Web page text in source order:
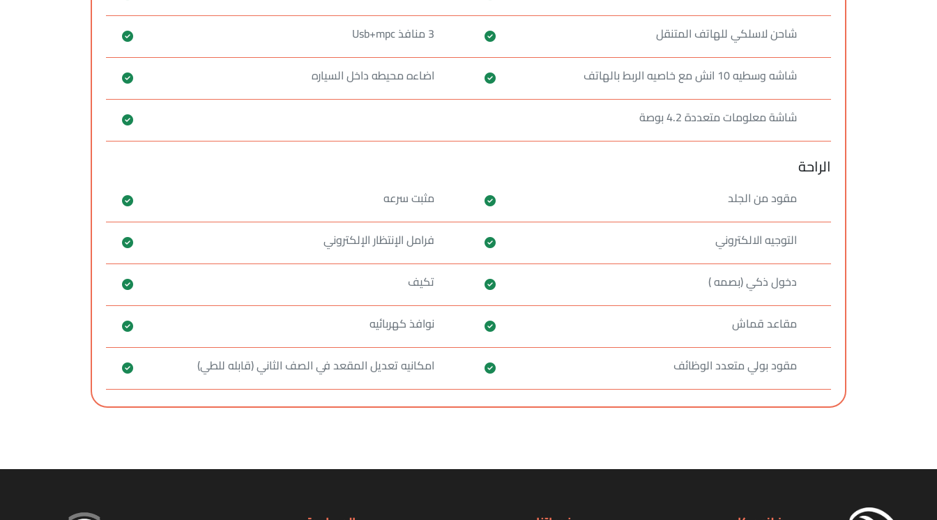
شاحن لاسلكي للهاتف المتنقل
3 منافذ Usb+mpc
شاشه وسطيه 10 انش مع خاصيه الربط بالهاتف
اضاءه محيطه داخل السياره
شاشة معلومات متعددة 4.2 بوصة
الراحة
مقود من الجلد
مثبت سرعه
التوجيه الالكتروني
فرامل الإنتظار الإلكتروني
دخول ذكي (بصمه )
تكيف
مقاعد قماش
نوافذ كهربائيه
مقود بولي متعدد الوظائف
امكانيه تعديل المقعد في الصف الثاني (قابله للطي)